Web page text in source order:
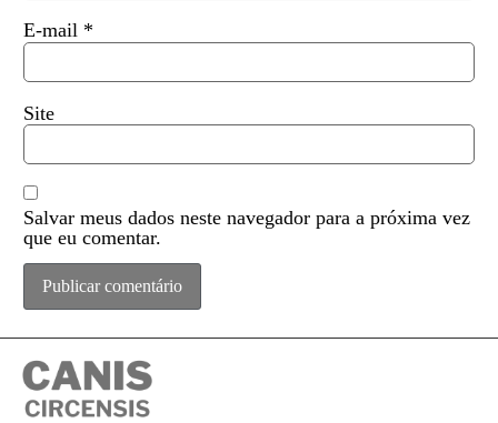
E-mail *
Site
Salvar meus dados neste navegador para a próxima vez
que eu comentar.